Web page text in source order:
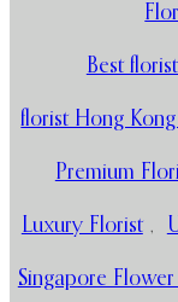
Best
florist Hong
Premium
Luxury Florist ,
Singapore